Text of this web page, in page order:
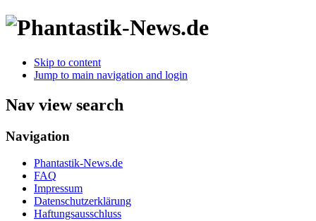
Skip to content
Jump to main navigation and login
Nav view search
Navigation
Phantastik-News.de
FAQ
Impressum
Datenschutzerklärung
Haftungsausschluss